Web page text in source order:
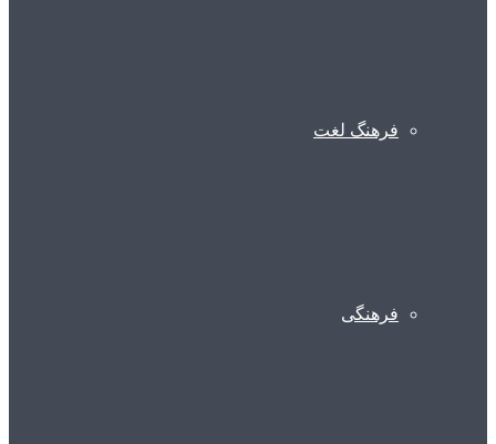
فرهنگ لغت
فرهنگی